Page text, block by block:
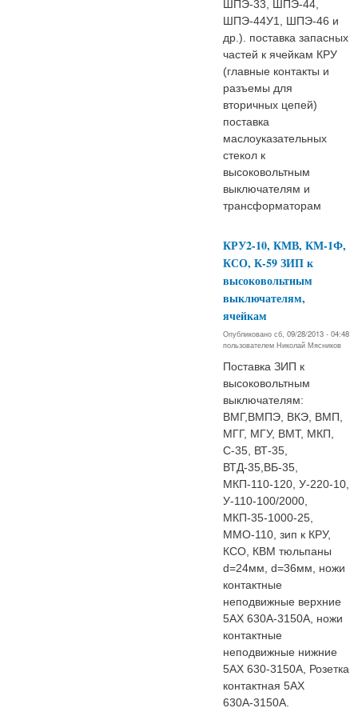
ШПЭ-33, ШПЭ-44,
ШПЭ-44У1, ШПЭ-46 и
др.). поставка запасных
частей к ячейкам КРУ
(главные контакты и
разъемы для
вторичных цепей)
поставка
маслоуказательных
стекол к
высоковольтным
выключателям и
трансформаторам
КРУ2-10, КМВ, КМ-1Ф,
КСО, К-59 ЗИП к
высоковольтным
выключателям,
ячейкам
Опубликовано сб, 09/28/2013 - 04:48
пользователем Николай Мясников
Поставка ЗИП к
высоковольтным
выключателям:
ВМГ,ВМПЭ, ВКЭ, ВМП,
МГГ, МГУ, ВМТ, МКП,
С-35, ВТ-35,
ВТД-35,ВБ-35,
МКП-110-120, У-220-10,
У-110-100/2000,
МКП-35-1000-25,
ММО-110, зип к КРУ,
КСО, КВМ тюльпаны
d=24мм, d=36мм, ножи
контактные
неподвижные верхние
5АХ 630А-3150А, ножи
контактные
неподвижные нижние
5АХ 630-3150А, Розетка
контактная 5АХ
630А-3150А.